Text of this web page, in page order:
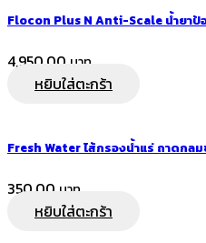
Flocon Plus N Anti-Scale น้ำยาป้
4,950.00
หยิบใส่ตะกร้า
Fresh Water ไส้กรองน้ำแร่ ถาดกล
350.00
หยิบใส่ตะกร้า